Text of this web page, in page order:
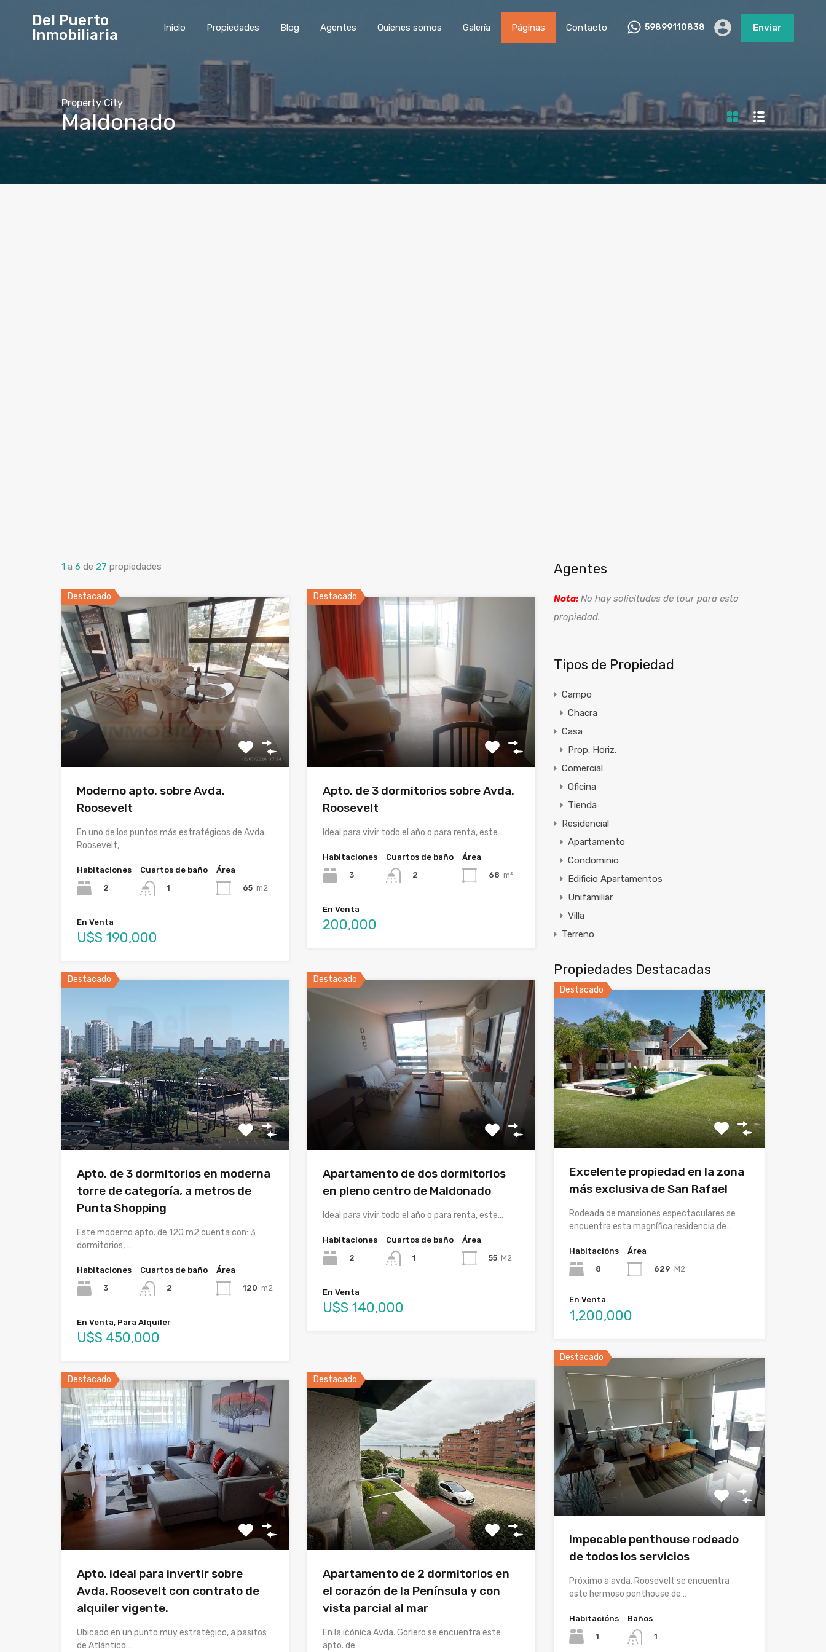
Del Puerto
Inmobiliaria
Inicio Propiedades Blog Agentes Quienes somos Galería Páginas Contacto 59899110838 Enviar
Property City
Maldonado
1 a 6 de 27 propiedades
Destacado
Moderno apto. sobre Avda.
Roosevelt
En uno de los puntos más estratégicos de Avda.
Roosevelt,…
Habitaciones
2
Cuartos de baño
1
Área
65 m2
En Venta
U$S 190,000
Destacado
Apto. de 3 dormitorios sobre Avda.
Roosevelt
Ideal para vivir todo el año o para renta, este…
Habitaciones
3
Cuartos de baño
2
Área
68 m²
En Venta
200,000
Destacado
Apto. de 3 dormitorios en moderna
torre de categoría, a metros de
Punta Shopping
Este moderno apto. de 120 m2 cuenta con: 3
dormitorios,…
Habitaciones
3
Cuartos de baño
2
Área
120 m2
En Venta, Para Alquiler
U$S 450,000
Destacado
Apartamento de dos dormitorios
en pleno centro de Maldonado
Ideal para vivir todo el año o para renta, este…
Habitaciones
2
Cuartos de baño
1
Área
55 M2
En Venta
U$S 140,000
Destacado
Apto. ideal para invertir sobre
Avda. Roosevelt con contrato de
alquiler vigente.
Ubicado en un punto muy estratégico, a pasitos
de Atlántico…
Destacado
Apartamento de 2 dormitorios en
el corazón de la Península y con
vista parcial al mar
En la icónica Avda. Gorlero se encuentra este
apto. de…
Agentes
Nota:No hay solicitudes de tour para esta
propiedad.
Tipos de Propiedad
Campo
Chacra
Casa
Prop. Horiz.
Comercial
Oficina
Tienda
Residencial
Apartamento
Condominio
Edificio Apartamentos
Unifamiliar
Villa
Terreno
Propiedades Destacadas
Destacado
Excelente propiedad en la zona
más exclusiva de San Rafael
Rodeada de mansiones espectaculares se
encuentra esta magnífica residencia de…
Habitacións
8
Área
629 M2
En Venta
1,200,000
Destacado
Impecable penthouse rodeado
de todos los servicios
Próximo a avda. Roosevelt se encuentra
este hermoso penthouse de…
Habitacións
1
Baños
1